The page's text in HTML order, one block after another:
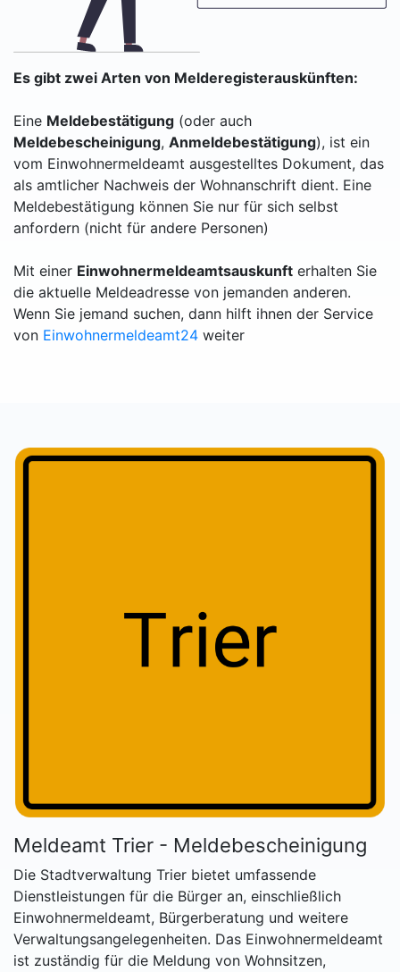
Es gibt zwei Arten von Melderegisterauskünften:
Eine Meldebestätigung (oder auch
Meldebescheinigung, Anmeldebestätigung), ist ein
vom Einwohnermeldeamt ausgestelltes Dokument, das
als amtlicher Nachweis der Wohnanschrift dient. Eine
Meldebestätigung können Sie nur für sich selbst
anfordern (nicht für andere Personen)
Mit einer Einwohnermeldeamtsauskunft erhalten Sie
die aktuelle Meldeadresse von jemanden anderen.
Wenn Sie jemand suchen, dann hilft ihnen der Service
von Einwohnermeldeamt24 weiter
Meldeamt Trier - Meldebescheinigung
Die Stadtverwaltung Trier bietet umfassende
Dienstleistungen für die Bürger an, einschließlich
Einwohnermeldeamt, Bürgerberatung und weitere
Verwaltungsangelegenheiten. Das Einwohnermeldeamt
ist zuständig für die Meldung von Wohnsitzen,